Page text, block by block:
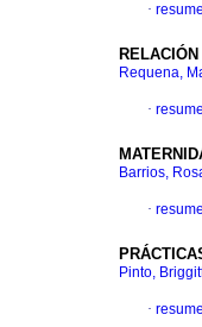
·
Requena,
·
Barrios,
·
Pinto,
·